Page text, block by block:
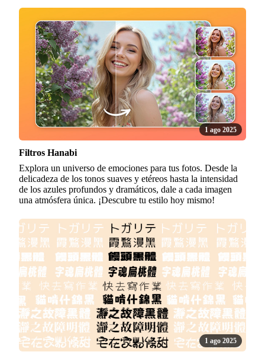
1 ago 2025
Filtros Hanabi
Explora un universo de emociones para tus fotos. Desde la
delicadeza de los tonos suaves y etéreos hasta la intensidad
de los azules profundos y dramáticos, dale a cada imagen
una atmósfera única. ¡Descubre tu estilo hoy mismo!
1 ago 2025